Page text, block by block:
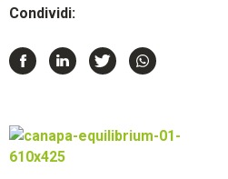
Condividi: